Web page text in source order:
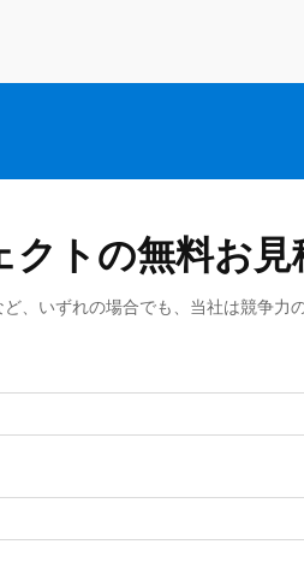
クトの無料お
、いずれの場合でも、当社は競争力